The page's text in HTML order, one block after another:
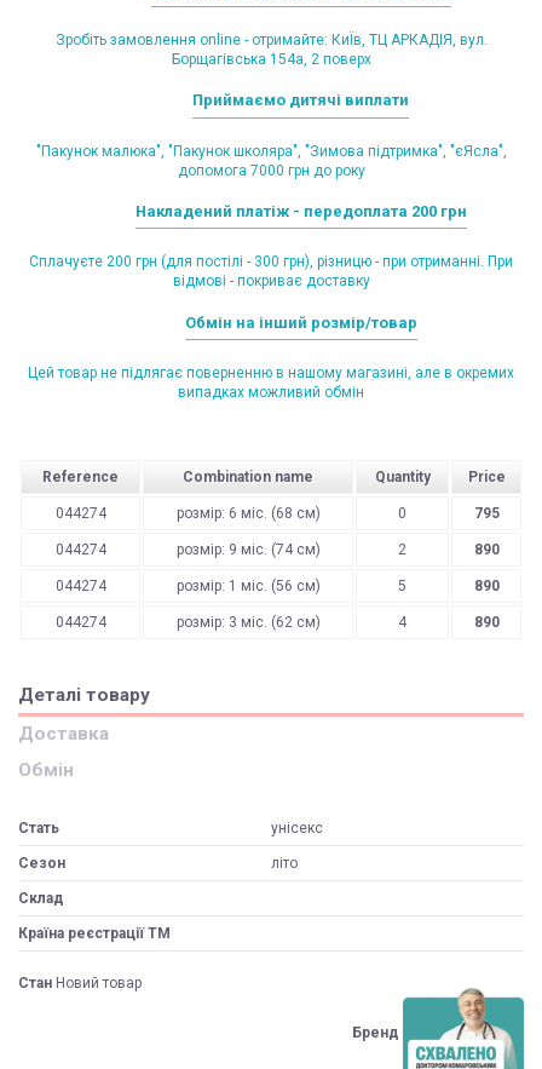
Зробіть замовлення online - отримайте: КиЇв, ТЦ АРКАДІЯ, вул.
Борщагівська 154а, 2 поверх
Приймаємо дитячі виплати
"Пакунок малюка", "Пакунок школяра", "Зимова підтримка", "єЯсла",
допомога 7000 грн до року
Накладений платіж - передоплата 200 грн
Сплачуєте 200 грн (для постілі - 300 грн), різницю - при отриманні. При
відмові - покриває доставку
Обмін на інший розмір/товар
Цей товар не підлягає поверненню в нашому магазині, але в окремих
випадках можливий обмін
Reference Combination name Quantity Price
044274 розмір: 6 міс. (68 см) 0 795
044274 розмір: 9 міс. (74 см) 2 890
044274 розмір: 1 міс. (56 см) 5 890
044274 розмір: 3 міс. (62 см) 4 890
Деталі товару
Доставка
Обмін
Стать унісекс
Сезон літо
Склад
Країна реєстрації ТМ
Бренд
Стан Новий товар